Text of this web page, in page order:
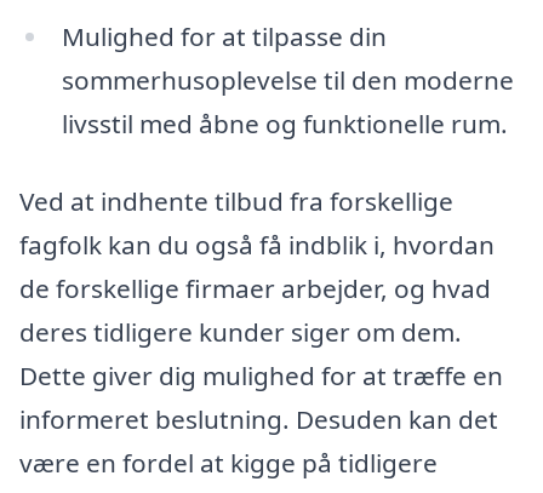
Mulighed for at tilpasse din
sommerhusoplevelse til den moderne
livsstil med åbne og funktionelle rum.
Ved at indhente tilbud fra forskellige
fagfolk kan du også få indblik i, hvordan
de forskellige firmaer arbejder, og hvad
deres tidligere kunder siger om dem.
Dette giver dig mulighed for at træffe en
informeret beslutning. Desuden kan det
være en fordel at kigge på tidligere